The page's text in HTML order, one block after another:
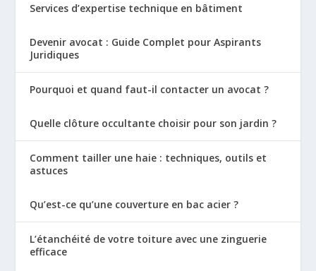
Services d’expertise technique en bâtiment
Devenir avocat : Guide Complet pour Aspirants
Juridiques
Pourquoi et quand faut-il contacter un avocat ?
Quelle clôture occultante choisir pour son jardin ?
Comment tailler une haie : techniques, outils et
astuces
Qu’est-ce qu’une couverture en bac acier ?
L’étanchéité de votre toiture avec une zinguerie
efficace